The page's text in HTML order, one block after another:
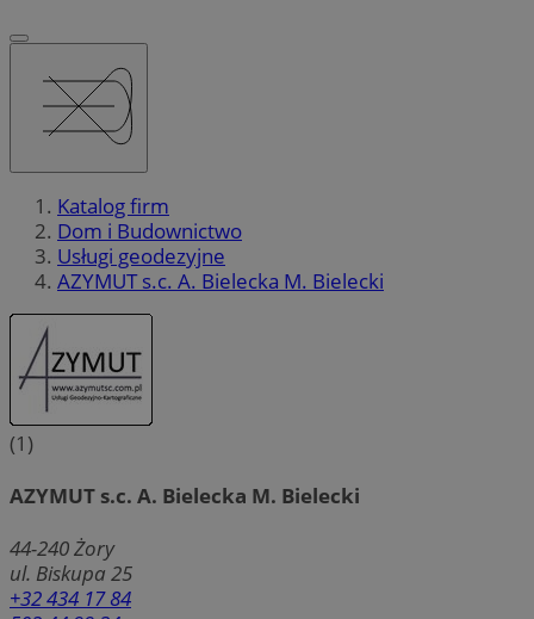
Katalog firm
Dom i Budownictwo
Usługi geodezyjne
AZYMUT s.c. A. Bielecka M. Bielecki
(1)
AZYMUT s.c. A. Bielecka M. Bielecki
44-240Żory
ul. Biskupa 25
+32 434 17 84